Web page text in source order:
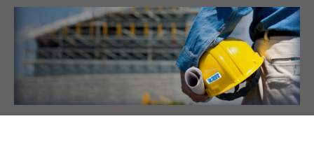
Przejdź
treści